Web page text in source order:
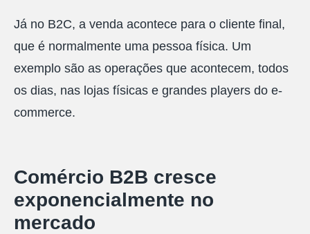
Já no B2C, a venda acontece para o cliente final,
que é normalmente uma pessoa física. Um
exemplo são as operações que acontecem, todos
os dias, nas lojas físicas e grandes players do e-
commerce.
Comércio B2B cresce
exponencialmente no
mercado